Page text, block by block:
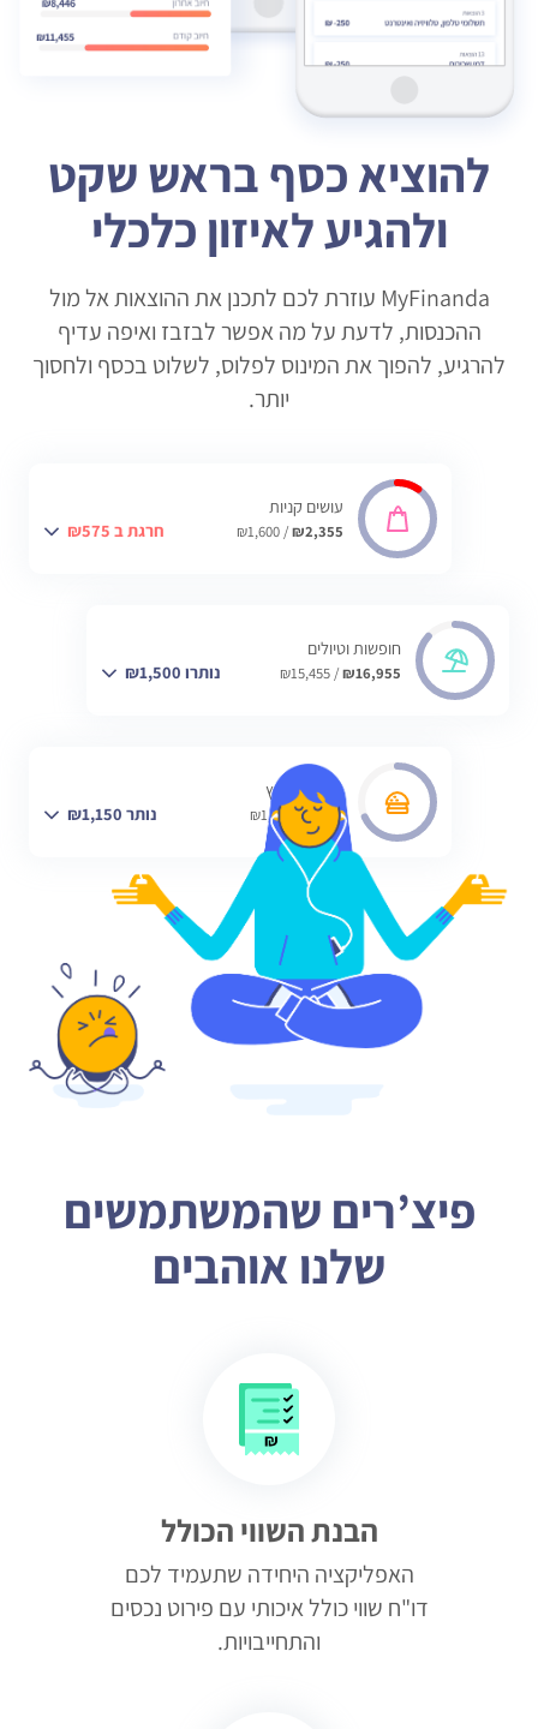
להוציא כסף בראש שקט
ולהגיע לאיזון כלכלי
MyFinanda עוזרת לכם לתכנן את ההוצאות אל מול
ההכנסות, לדעת על מה אפשר לבזבז ואיפה עדיף
להרגיע, להפוך את המינוס לפלוס, לשלוט בכסף ולחסוך
יותר.
עושים קניות
₪2,355
/ ₪1,600 חרגת ב ₪575
חופשות וטיולים
₪16,955
/ ₪15,455 נותרו ₪1,500
אוכלים בחוץ
₪450
/ ₪1,600 נותר ₪1,150
פיצ’רים שהמשתמשים
שלנו אוהבים
הבנת השווי הכולל
האפליקציה היחידה שתעמיד לכם
דו"ח שווי כולל איכותי עם פירוט נכסים
והתחייבויות.